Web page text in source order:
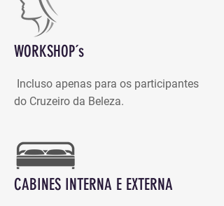
WORKSHOP´s
Incluso apenas para os participantes
do Cruzeiro da Beleza.
CABINES INTERNA E EXTERNA